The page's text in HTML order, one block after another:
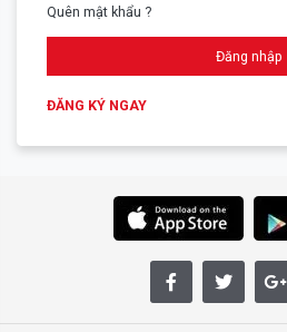
Quên mật khẩu ?
Đăng nhập
ĐĂNG KÝ NGAY